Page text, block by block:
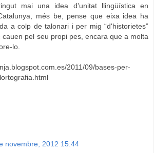
mai una idea d'unitat llingüística en
més be, pense que eixa idea ha
a colp de talonari i per mig “d'historietes”
cauen pel seu propi pes, encara que a molta
lo.
2011/09/bases-per-
novembre, 2012 15:44